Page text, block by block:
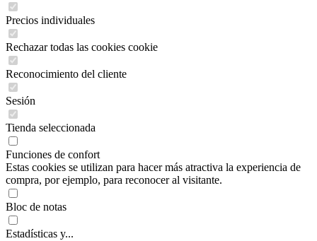
Precios individuales
Rechazar todas las cookies cookie
Reconocimiento del cliente
Sesión
Tienda seleccionada
Funciones de confort
Estas cookies se utilizan para hacer más atractiva la experiencia de
compra, por ejemplo, para reconocer al visitante.
Bloc de notas
Estadísticas y...